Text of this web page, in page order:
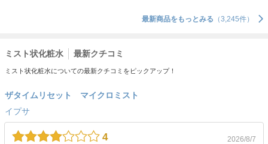
最新商品をもっとみる （3,245件）
ミスト状化粧水 最新クチコミ
ミスト状化粧水についての最新クチコミをピックアップ！
ザタイムリセット マイクロミスト
イプサ
4 2026/8/7